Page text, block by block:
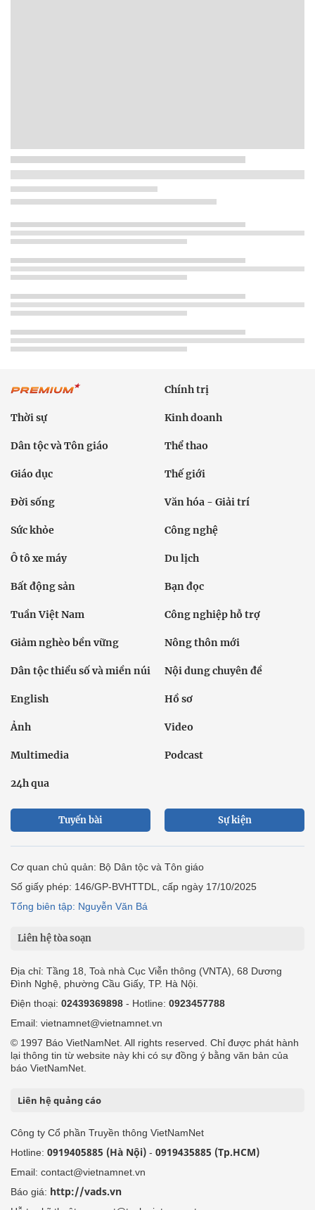
Chính trị
Thời sự Kinh doanh
Dân tộc và Tôn giáo Thể thao
Giáo dục Thế giới
Đời sống Văn hóa - Giải trí
Sức khỏe Công nghệ
Ô tô xe máy Du lịch
Bất động sản Bạn đọc
Tuần Việt Nam Công nghiệp hỗ trợ
Giảm nghèo bền vững Nông thôn mới
Dân tộc thiểu số và miền núi Nội dung chuyên đề
English Hồ sơ
Ảnh Video
Multimedia Podcast
24h qua
Tuyến bài Sự kiện
Cơ quan chủ quản: Bộ Dân tộc và Tôn giáo
Số giấy phép: 146/GP-BVHTTDL, cấp ngày 17/10/2025
Tổng biên tập: Nguyễn Văn Bá
Liên hệ tòa soạn
Địa chỉ: Tầng 18, Toà nhà Cục Viễn thông (VNTA), 68 Dương
Đình Nghệ, phường Cầu Giấy, TP. Hà Nội.
Điện thoại: 02439369898 - Hotline: 0923457788
Email: vietnamnet@vietnamnet.vn
© 1997 Báo VietNamNet. All rights reserved. Chỉ được phát hành
lại thông tin từ website này khi có sự đồng ý bằng văn bản của
báo VietNamNet.
Liên hệ quảng cáo
Công ty Cổ phần Truyền thông VietNamNet
Hotline: 0919405885 (Hà Nội) - 0919435885 (Tp.HCM)
Email: contact@vietnamnet.vn
Báo giá: http://vads.vn